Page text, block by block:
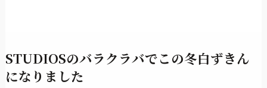
STUDIOSのバラクラバでこの冬白ずきん
になりました